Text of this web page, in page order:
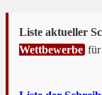
Liste aktueller
Wettbewerbe für